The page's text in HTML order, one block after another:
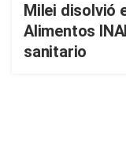
Milei disolvió
Alimentos
sanitario